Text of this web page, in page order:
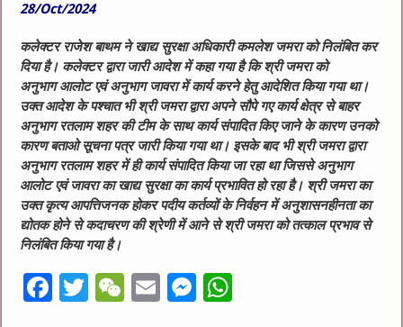
28/Oct/2024
कलेक्टर राजेश बाथम ने खाद्य सुरक्षा अधिकारी कमलेश जमरा को निलंबित कर
दिया है। कलेक्टर द्वारा जारी आदेश में कहा गया है कि श्री जमरा को
अनुभाग आलोट एवं अनुभाग जावरा में कार्य करने हेतु आदेशित किया गया था।
उक्त आदेश के पश्चात भी श्री जमरा द्वारा अपने सौपे गए कार्य क्षेत्र से बाहर
अनुभाग रतलाम शहर की टीम के साथ कार्य संपादित किए जाने के कारण उनको
कारण बताओ सूचना पत्र जारी किया गया था। इसके बाद भी श्री जमरा द्वारा
अनुभाग रतलाम शहर में ही कार्य संपादित किया जा रहा था जिससे अनुभाग
आलोट एवं जावरा का खाद्य सुरक्षा का कार्य प्रभावित हो रहा है। श्री जमरा का
उक्त कृत्य आपत्तिजनक होकर पदीय कर्तव्यों के निर्वहन में अनुशासनहीनता का
द्योतक होने से कदाचरण की श्रेणी में आने से श्री जमरा को तत्काल प्रभाव से
निलंबित किया गया है।
F
T
W E
M